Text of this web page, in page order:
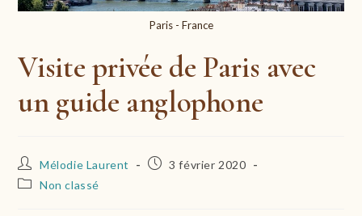
Paris - France
Visite privée de Paris avec
un guide anglophone
Auteur/autrice
de
Mélodie Laurent
Publication
3 février 2020
PostNon classé